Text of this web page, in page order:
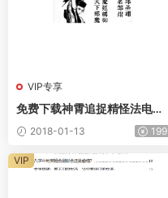
VIP专享
免费下载神霄追捉精怪法电子
版 2018-01-13 199
VIP